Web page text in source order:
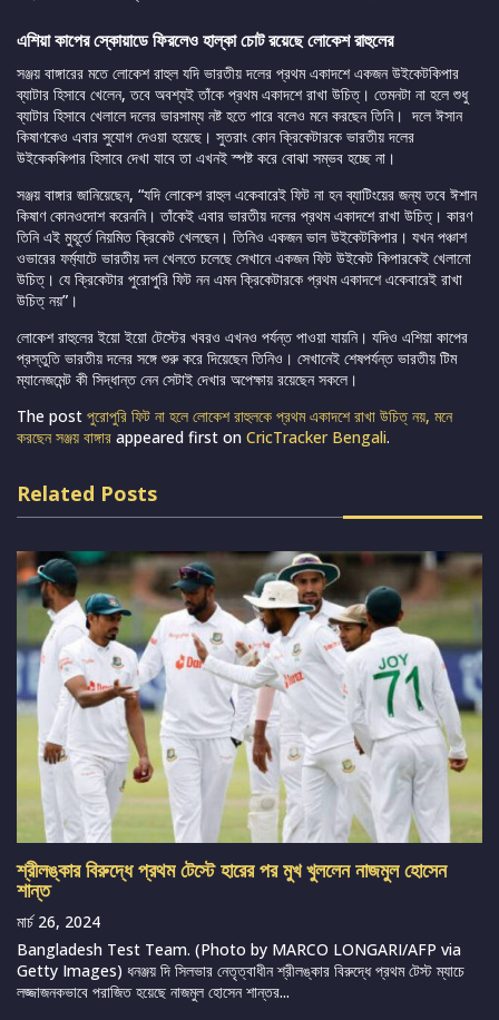
এশিয়া কাপের স্কোয়াডে ফিরলেও হাল্কা চোট রয়েছে লোকেশ রাহুলের
সঞ্জয় বাঙ্গারের মতে লোকেশ রাহুল যদি ভারতীয় দলের প্রথম একাদশে একজন উইকেটকিপার
ব্যাটার হিসাবে খেলেন, তবে অবশ্যই তাঁকে প্রথম একাদশে রাখা উচিত্। তেমনটা না হলে শুধু
ব্যাটার হিসাবে খেলালে দলের ভারসাম্য নষ্ট হতে পারে বলেও মনে করছেন তিনি। দলে ঈসান
কিষাণকেও এবার সুযোগ দেওয়া হয়েছে। সুতরাং কোন ক্রিকেটারকে ভারতীয় দলের
উইকেককিপার হিসাবে দেখা যাবে তা এখনই স্পষ্ট করে বোঝা সম্ভব হচ্ছে না।
সঞ্জয় বাঙ্গার জানিয়েছেন, “যদি লোকেশ রাহুল একেবারেই ফিট না হন ব্যাটিংয়ের জন্য তবে ঈশান
কিষাণ কোনওদোশ করেননি। তাঁকেই এবার ভারতীয় দলের প্রথম একাদশে রাখা উচিত্। কারণ
তিনি এই মুহূর্তে নিয়মিত ক্রিকেট খেলছেন। তিনিও একজন ভাল উইকেটকিপার। যখন পঞ্চাশ
ওভারের ফর্ম্যাটে ভারতীয় দল খেলতে চলেছে সেখানে একজন ফিট উইকেট কিপারকেই খেলানো
উচিত্। যে ক্রিকেটার পুরোপুরি ফিট নন এমন ক্রিকেটারকে প্রথম একাদশে একেবারেই রাখা
উচিত্ নয়”।
লোকেশ রাহুলের ইয়ো ইয়ো টেস্টের খবরও এখনও পর্যন্ত পাওয়া যায়নি। যদিও এশিয়া কাপের
প্রস্তুতি ভারতীয় দলের সঙ্গে শুরু করে দিয়েছেন তিনিও। সেখানেই শেষপর্যন্ত ভারতীয় টিম
ম্যানেজমেন্ট কী সিদ্ধান্ত নেন সেটাই দেখার অপেক্ষায় রয়েছেন সকলে।
The post পুরোপুরি ফিট না হলে লোকেশ রাহুলকে প্রথম একাদশে রাখা উচিত্ নয়, মনে
করছেন সঞ্জয় বাঙ্গার appeared first on CricTracker Bengali.
Related Posts
শ্রীলঙ্কার বিরুদ্ধে প্রথম টেস্টে হারের পর মুখ খুললেন নাজমুল হোসেন
শান্ত
মার্চ 26, 2024
Bangladesh Test Team. (Photo by MARCO LONGARI/AFP via
Getty Images) ধনঞ্জয় দি সিলভার নেতৃত্বাধীন শ্রীলঙ্কার বিরুদ্ধে প্রথম টেস্ট ম্যাচে
লজ্জাজনকভাবে পরাজিত হয়েছে নাজমুল হোসেন শান্তর...